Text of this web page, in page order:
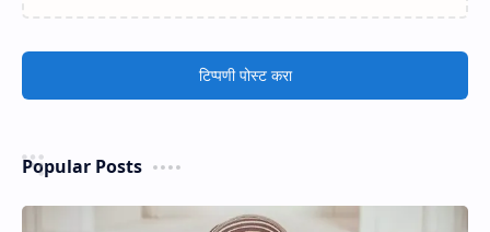
टिप्पणी पोस्ट करा
Popular Posts